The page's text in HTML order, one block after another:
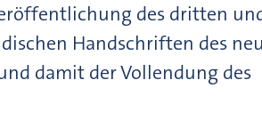
des dritten
Handschriften des
damit der Vollendung des